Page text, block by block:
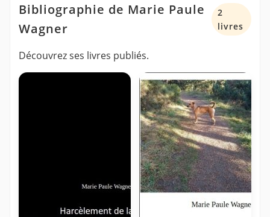
Bibliographie de Marie Paule
Wagner
2
livres
Découvrez ses livres publiés.